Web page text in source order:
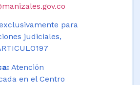
para
judiciales,
Atención
en el Centro